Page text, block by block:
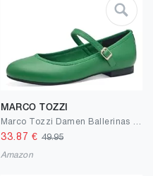
MARCO TOZZI
33.87 € 49.95
Amazon